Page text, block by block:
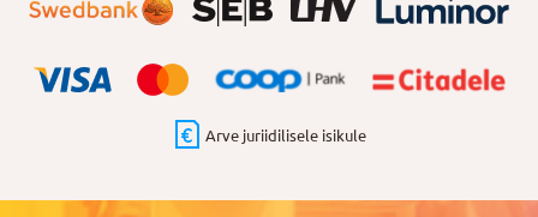
Arve juriidilisele isikule